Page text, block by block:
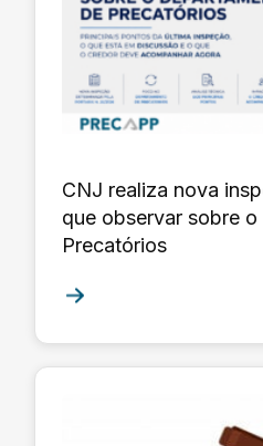
CNJ realiza nova
que observar sobre
Precatórios